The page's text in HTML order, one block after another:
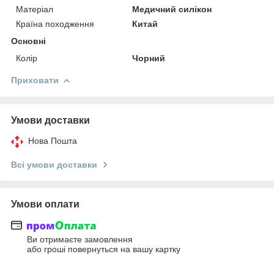
Матеріал
Медичний силікон
Країна походження
Китай
Основні
Колір
Чорний
Приховати
Умови доставки
Нова Пошта
Всі умови доставки
Умови оплати
Ви отримаєте замовлення
або гроші повернуться на вашу картку